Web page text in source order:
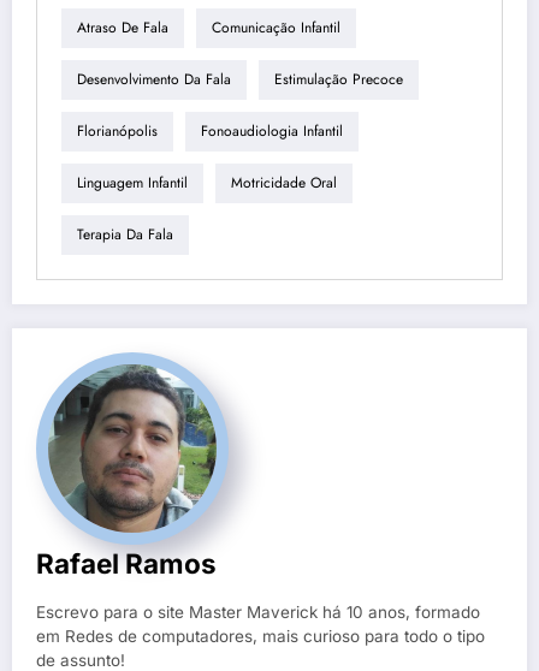
Atraso De Fala Comunicação Infantil
Desenvolvimento Da Fala Estimulação Precoce
Florianópolis Fonoaudiologia Infantil
Linguagem Infantil Motricidade Oral
Terapia Da Fala
Rafael Ramos
Escrevo para o site Master Maverick há 10 anos, formado
em Redes de computadores, mais curioso para todo o tipo
de assunto!